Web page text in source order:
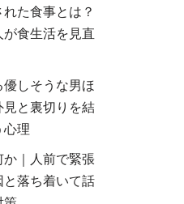
た食事とは？
食生活を見直
しそうな男ほ
見と裏切りを結
心理
か｜人前で緊張
と落ち着いて話